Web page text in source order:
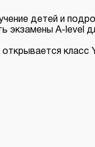
детей и
экзамены A-level
класс